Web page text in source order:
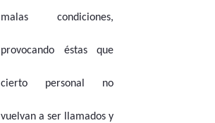
malas condiciones,
provocando éstas que
cierto personal no
vuelvan a ser llamados y